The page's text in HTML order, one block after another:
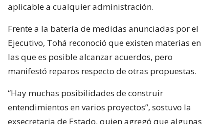
aplicable a cualquier administración.
Frente a la batería de medidas anunciadas por el
Ejecutivo, Tohá reconoció que existen materias en
las que es posible alcanzar acuerdos, pero
manifestó reparos respecto de otras propuestas.
“Hay muchas posibilidades de construir
entendimientos en varios proyectos”, sostuvo la
exsecretaria de Estado, quien agregó que algunas